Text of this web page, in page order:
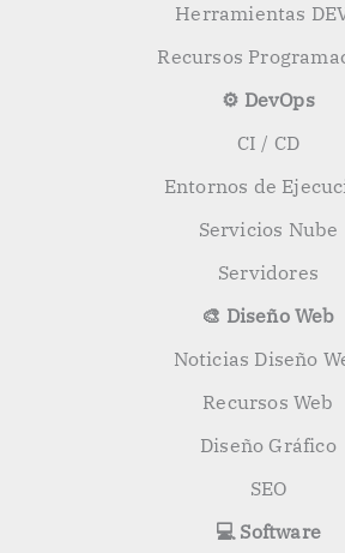
Herramientas
Recursos
⚙️ DevOps
CI / CD
Entornos de
Servicios Nube
Servidores
🎨 Diseño Web
Noticias Diseño
Recursos Web
Diseño Gráfico
SEO
💻 Software